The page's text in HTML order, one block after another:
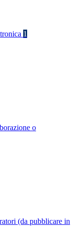
1
o
(da pubblicare in